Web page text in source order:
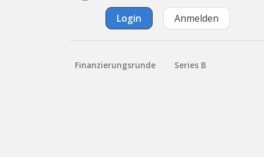
Login Anmelden
Finanzierungsrunde Series B